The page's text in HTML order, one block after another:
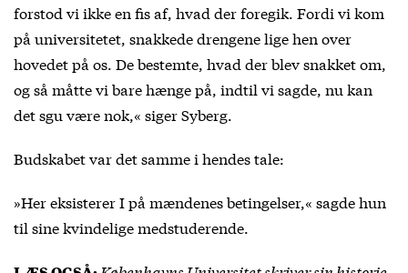
forstod vi ikke en fis af, hvad der foregik. Fordi vi kom
på universitetet, snakkede drengene lige hen over
hovedet på os. De bestemte, hvad der blev snakket om,
og så måtte vi bare hænge på, indtil vi sagde, nu kan
det sgu være nok,« siger Syberg.
Budskabet var det samme i hendes tale:
»Her eksisterer I på mændenes betingelser,« sagde hun
til sine kvindelige medstuderende.